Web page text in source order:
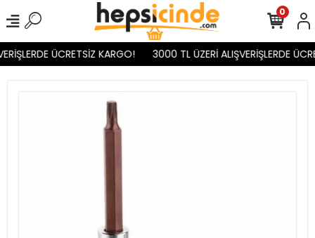
ÜCRETSİZ KARGO! 3000 TL ÜZERİ ALIŞVERİŞLERDE
0